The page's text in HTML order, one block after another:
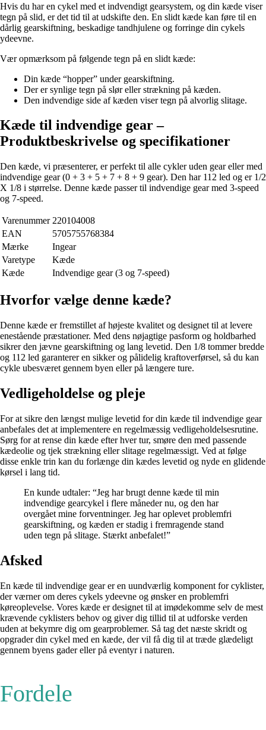
Hvis du har en cykel med et indvendigt gearsystem, og din kæde viser
tegn på slid, er det tid til at udskifte den. En slidt kæde kan føre til en
dårlig gearskiftning, beskadige tandhjulene og forringe din cykels
ydeevne.
Vær opmærksom på følgende tegn på en slidt kæde:
Din kæde “hopper” under gearskiftning.
Der er synlige tegn på slør eller strækning på kæden.
Den indvendige side af kæden viser tegn på alvorlig slitage.
Kæde til indvendige gear –
Produktbeskrivelse og specifikationer
Den kæde, vi præsenterer, er perfekt til alle cykler uden gear eller med
indvendige gear (0 + 3 + 5 + 7 + 8 + 9 gear). Den har 112 led og er 1/2
X 1/8 i størrelse. Denne kæde passer til indvendige gear med 3-speed
og 7-speed.
Varenummer 220104008
EAN
5705755768384
Mærke
Ingear
Varetype
Kæde
Kæde
Indvendige gear (3 og 7-speed)
Hvorfor vælge denne kæde?
Denne kæde er fremstillet af højeste kvalitet og designet til at levere
enestående præstationer. Med dens nøjagtige pasform og holdbarhed
sikrer den jævne gearskiftning og lang levetid. Den 1/8 tommer bredde
og 112 led garanterer en sikker og pålidelig kraftoverførsel, så du kan
cykle ubesværet gennem byen eller på længere ture.
Vedligeholdelse og pleje
For at sikre den længst mulige levetid for din kæde til indvendige gear
anbefales det at implementere en regelmæssig vedligeholdelsesrutine.
Sørg for at rense din kæde efter hver tur, smøre den med passende
kædeolie og tjek strækning eller slitage regelmæssigt. Ved at følge
disse enkle trin kan du forlænge din kædes levetid og nyde en glidende
kørsel i lang tid.
En kunde udtaler: “Jeg har brugt denne kæde til min
indvendige gearcykel i flere måneder nu, og den har
overgået mine forventninger. Jeg har oplevet problemfri
gearskiftning, og kæden er stadig i fremragende stand
uden tegn på slitage. Stærkt anbefalet!”
Afsked
En kæde til indvendige gear er en uundværlig komponent for cyklister,
der værner om deres cykels ydeevne og ønsker en problemfri
køreoplevelse. Vores kæde er designet til at imødekomme selv de mest
krævende cyklisters behov og giver dig tillid til at udforske verden
uden at bekymre dig om gearproblemer. Så tag det næste skridt og
opgrader din cykel med en kæde, der vil få dig til at træde glædeligt
gennem byens gader eller på eventyr i naturen.
Fordele